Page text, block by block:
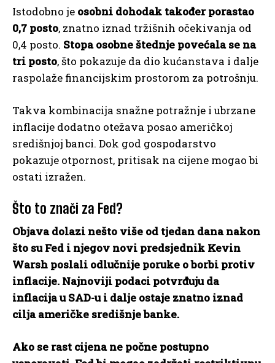
Istodobno je osobni dohodak također porastao
0,7 posto, znatno iznad tržišnih očekivanja od
0,4 posto. Stopa osobne štednje povećala se na
tri posto, što pokazuje da dio kućanstava i dalje
raspolaže financijskim prostorom za potrošnju.
Takva kombinacija snažne potražnje i ubrzane
inflacije dodatno otežava posao američkoj
središnjoj banci. Dok god gospodarstvo
pokazuje otpornost, pritisak na cijene mogao bi
ostati izražen.
Što to znači za Fed?
Objava dolazi nešto više od tjedan dana nakon
što su Fed i njegov novi predsjednik Kevin
Warsh poslali odlučnije poruke o borbi protiv
inflacije. Najnoviji podaci potvrđuju da
inflacija u SAD-u i dalje ostaje znatno iznad
cilja američke središnje banke.
Ako se rast cijena ne počne postupno